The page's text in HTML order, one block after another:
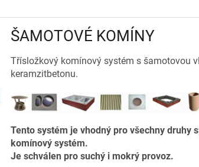
ŠAMOTOVÉ KOMÍNY
Třísložkový komínový systém s šamotovou
keramzitbetonu.
Tento systém je vhodný pro všechny druhy
komínový systém.
Je schválen pro suchý i mokrý provoz.